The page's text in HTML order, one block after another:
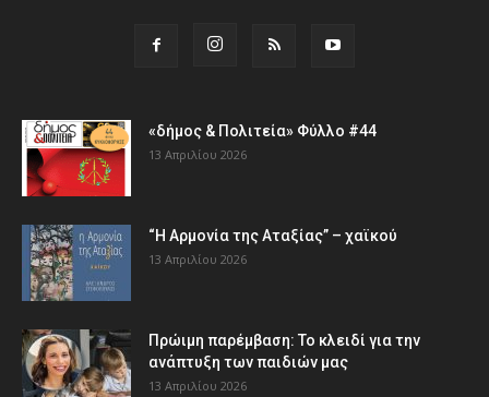
«δήμος & Πολιτεία» Φύλλο #44
13 Απριλίου 2026
“Η Αρμονία της Αταξίας” – χαϊκού
13 Απριλίου 2026
Πρώιμη παρέμβαση: Το κλειδί για την
ανάπτυξη των παιδιών µας
13 Απριλίου 2026